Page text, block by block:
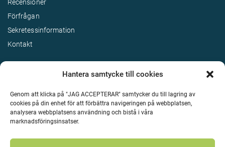
Hantera samtycke till cookies
Genom att klicka på "JAG ACCEPTERAR" samtycker du till lagring av
cookies på din enhet för att förbättra navigeringen på webbplatsen,
analysera webbplatsens användning och bistå i våra
marknadsföringsinsatser.
Recensioner
Förfrågan
Sekretessinformation
Kontakt